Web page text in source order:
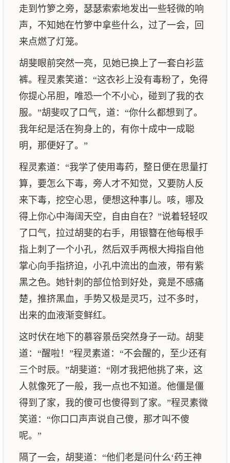
走到竹箩之旁，瑟瑟索索地发出一些轻微的响
声，不知她在竹箩中拿些什么，过了一会，回
来点燃了灯笼。
胡斐眼前突然一亮，见她已换上了一套白衫蓝
裤。程灵素笑道：“这衣衫上没有毒粉了，免得
你提心吊胆，唯恐一个不小心，碰到了我的衣
服。”胡斐叹了口气，道：“你什么都想到了。
我年纪是活在狗身上的，有你十成中一成聪
明，那便好了。”
程灵素道：“我学了使用毒药，整日便在思量打
算，要怎么下毒，旁人才不知觉，又要防人反
来下毒，挖空心思，便想这种事儿。咳，哪及
得上你心中海阔天空，自由自在？”说着轻轻叹
了口气，拉过胡斐的右手，用银簪在他每根手
指上刺了一个小孔，然后双手两根大拇指自他
掌心向手指挤迫，小孔中流出的血液，带有紫
黑之色。她针刺的部位恰到好处，竟是不感痛
楚，推挤黑血，手势又极是灵巧，过不多时，
出来的血液渐变鲜红。
这时伏在地下的慕容景岳突然身子一动。胡斐
道：“醒啦！”程灵素道：“不会醒的，至少还有
三个时辰。”胡斐道：“刚才我把他挑了来，这
人就像死了一般，我一点也不知道。他僵是僵
得到了家，我的傻可也傻得到了家。”程灵素微
笑道：“你口口声声说自己傻，那才叫不傻
呢。”
隔了一会，胡斐道：“他们老是问什么‘药王神